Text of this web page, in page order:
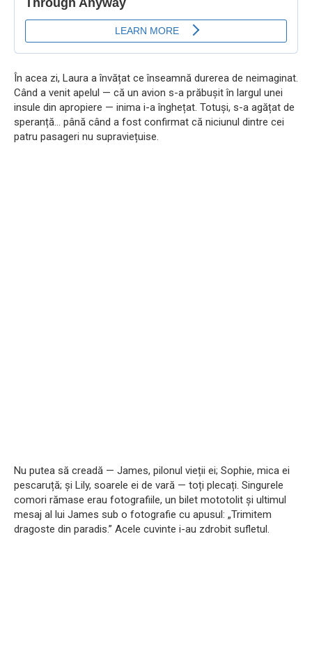
În acea zi, Laura a învățat ce înseamnă durerea de neimaginat.
Când a venit apelul — că un avion s-a prăbușit în largul unei
insule din apropiere — inima i-a înghețat. Totuși, s-a agățat de
speranță… până când a fost confirmat că niciunul dintre cei
patru pasageri nu supraviețuise.
Nu putea să creadă — James, pilonul vieții ei; Sophie, mica ei
pescaruță; și Lily, soarele ei de vară — toți plecați. Singurele
comori rămase erau fotografiile, un bilet mototolit și ultimul
mesaj al lui James sub o fotografie cu apusul: „Trimitem
dragoste din paradis.” Acele cuvinte i-au zdrobit sufletul.